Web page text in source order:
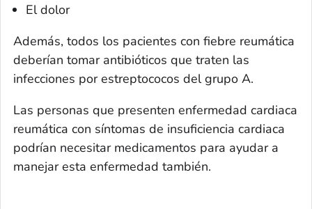
El dolor
Además, todos los pacientes con fiebre reumática
deberían tomar antibióticos que traten las
infecciones por estreptococos del grupo A.
Las personas que presenten enfermedad cardiaca
reumática con síntomas de insuficiencia cardiaca
podrían necesitar medicamentos para ayudar a
manejar esta enfermedad también.